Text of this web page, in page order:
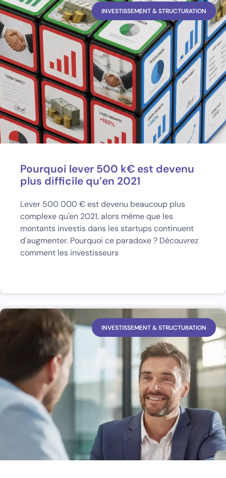
INVESTISSEMENT & STRUCTURATION
Pourquoi lever 500 k€ est devenu
plus difficile qu’en 2021
Lever 500 000 € est devenu beaucoup plus
complexe qu'en 2021, alors même que les
montants investis dans les startups continuent
d'augmenter. Pourquoi ce paradoxe ? Découvrez
comment les investisseurs
INVESTISSEMENT & STRUCTURATION